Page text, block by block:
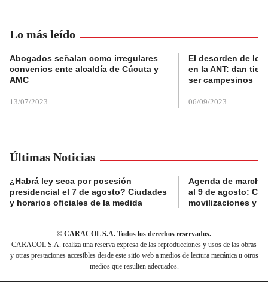
Lo más leído
Abogados señalan como irregulares
convenios ente alcaldía de Cúcuta y
AMC
13/07/2023
El desorden de
en la ANT: dan
ser campesinos
06/09/2023
Últimas Noticias
¿Habrá ley seca por posesión
presidencial el 7 de agosto? Ciudades
y horarios oficiales de la medida
Agenda de
al 9 de agosto:
movilizaciones y
© CARACOL S.A. Todos los derechos reservados.
CARACOL S.A. realiza una reserva expresa de las reproducciones y usos de las obras
y otras prestaciones accesibles desde este sitio web a medios de lectura mecánica u otros
medios que resulten adecuados.